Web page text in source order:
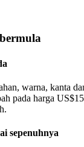
warna, kanta
pada harga
sepenuhnya